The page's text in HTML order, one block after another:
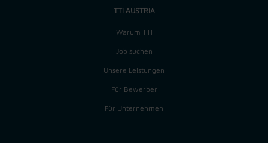
TTI AUSTRIA
Warum TTI
Job suchen
Unsere Leistungen
Für Bewerber
Für Unternehmen